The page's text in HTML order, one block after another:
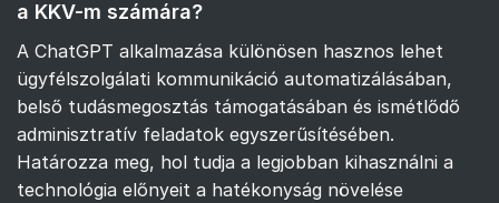
a KKV-m számára?
A ChatGPT alkalmazása különösen hasznos lehet
ügyfélszolgálati kommunikáció automatizálásában,
belső tudásmegosztás támogatásában és ismétlődő
adminisztratív feladatok egyszerűsítésében.
Határozza meg, hol tudja a legjobban kihasználni a
technológia előnyeit a hatékonyság növelése